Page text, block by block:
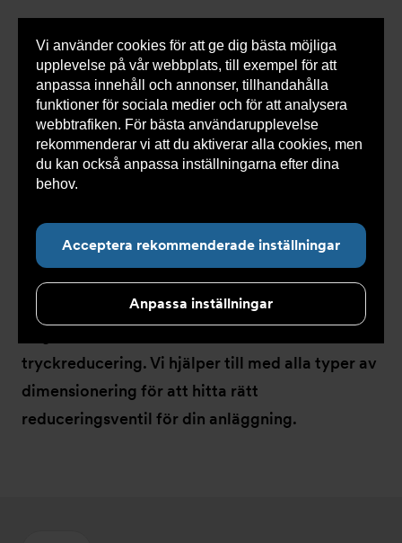
Vi använder cookies för att ge dig bästa möjliga
upplevelse på vår webbplats, till exempel för att
anpassa innehåll och annonser, tillhandahålla
funktioner för sociala medier och för att analysera
webbtrafiken. För bästa användarupplevelse
rekommenderar vi att du aktiverar alla cookies, men
du kan också anpassa inställningarna efter dina
behov.
Acceptera rekommenderade inställningar
Anpassa inställningar
0 varorSnabborder
Du
här:
Armatec > Produkter > Ventiler > Reducerventiler
Reducerventiler
I vårt sortiment finns reducerventiler för att
tryckreducering. Vi hjälper till med alla typer av
dimensionering för att hitta rätt
reduceringsventil för din anläggning.